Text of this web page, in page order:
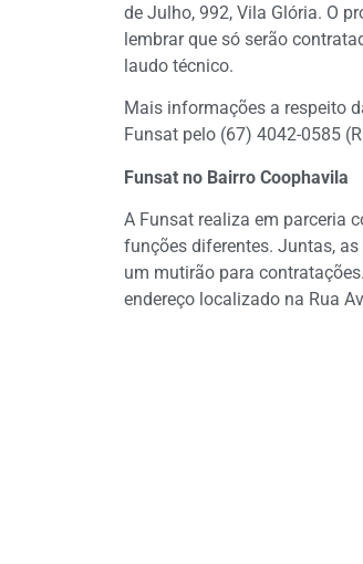
de Julho, 992, Vila Glória. O
lembrar que só serão
laudo técnico.
Mais informações a respeito
Funsat pelo (67) 4042-0585
Funsat no Bairro Coophavila
A Funsat realiza em parceria
funções diferentes. Juntas,
um mutirão para
endereço localizado na Rua